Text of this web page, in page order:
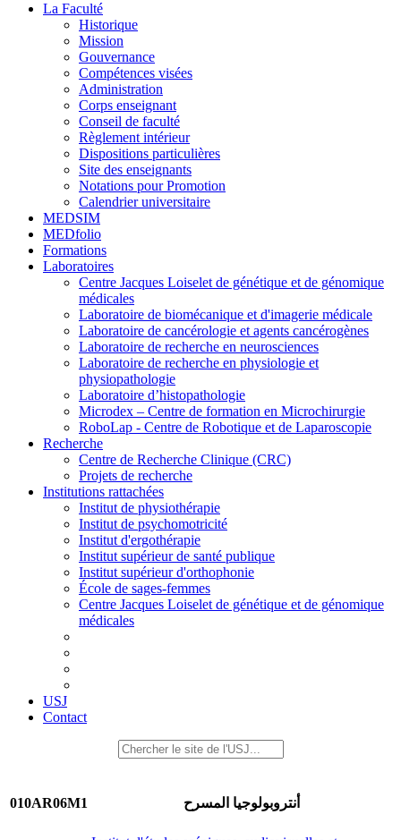
La Faculté
Historique
Mission
Gouvernance
Compétences visées
Administration
Corps enseignant
Conseil de faculté
Règlement intérieur
Dispositions particulières
Site des enseignants
Notations pour Promotion
Calendrier universitaire
MEDSIM
MEDfolio
Formations
Laboratoires
Centre Jacques Loiselet de génétique et de génomique
médicales
Laboratoire de biomécanique et d'imagerie médicale
Laboratoire de cancérologie et agents cancérogènes
Laboratoire de recherche en neurosciences
Laboratoire de recherche en physiologie et
physiopathologie
Laboratoire d’histopathologie
Microdex – Centre de formation en Microchirurgie
RoboLap - Centre de Robotique et de Laparoscopie
Recherche
Centre de Recherche Clinique (CRC)
Projets de recherche
Institutions rattachées
Institut de physiothérapie
Institut de psychomotricité
Institut d'ergothérapie
Institut supérieur de santé publique
Institut supérieur d'orthophonie
École de sages-femmes
Centre Jacques Loiselet de génétique et de génomique
médicales
USJ
Contact
010AR06M1 أنتروبولوجيا المسرح